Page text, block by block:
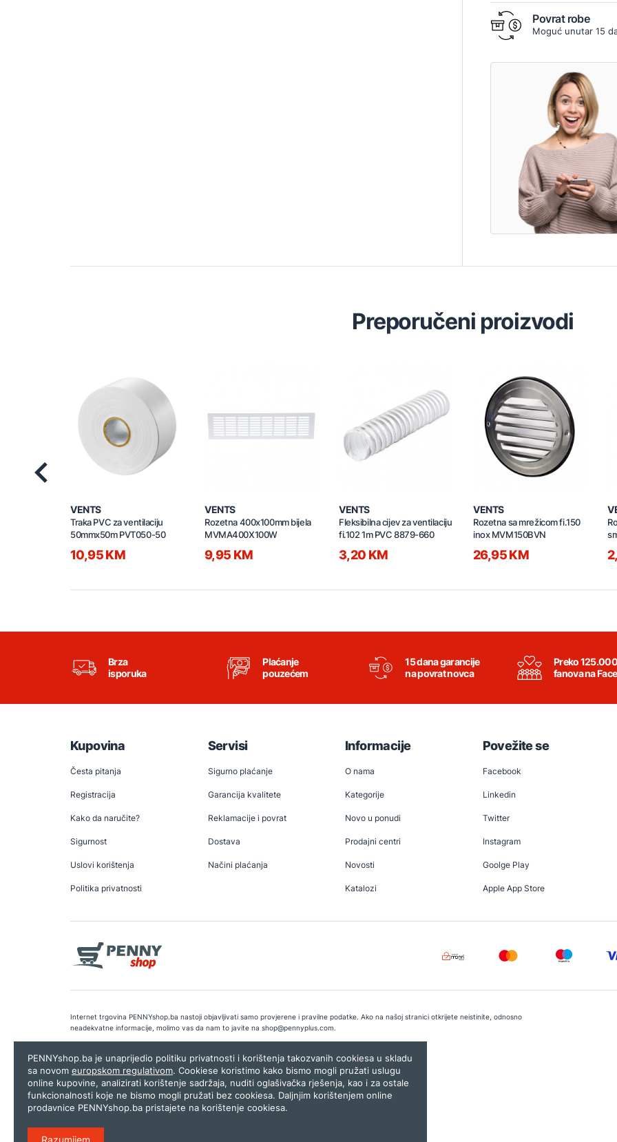
Povrat robe
Moguć unutar 15
Preporučeni proizvodi
VENTS
Traka PVC za ventilaciju
50mmx50m PVT050-50
10,95 KM
VENTS
Rozetna 400x100mm bijela
MVMA400X100W
9,95 KM
VENTS
Fleksibilna cijev za ventilaciju
fi.102 1m PVC 8879-660
3,20 KM
VENTS
Rozetna sa mrežicom fi.150
inox MVM150BVN
26,95 KM
Brza
isporuka
Plaćanje
pouzećem
15 dana garancije
na povrat novca
Preko 125.000
fanova na
Kupovina
Česta pitanja
Registracija
Kako da naručite?
Sigurnost
Uslovi korištenja
Politika privatnosti
Servisi
Sigurno plaćanje
Garancija kvalitete
Reklamacije i povrat
Dostava
Načini plaćanja
Informacije
O nama
Kategorije
Novo u ponudi
Prodajni centri
Novosti
Katalozi
Povežite se
Facebook
Linkedin
Twitter
Instagram
Goolge Play
Apple App Store
Internet trgovina PENNYshop.ba nastoji objavljivati samo provjerene i pravilne podatke. Ako na našoj stranici otkrijete neistinite, odnosno
neadekvatne informacije, molimo vas da nam to javite na shop@pennyplus.com.
Copyright © 2026.Penny plus d.o.o. Sarajevo.Dizajn i programiranje:Lampa.ba
PENNYshop.ba je unaprijedio politiku privatnosti i korištenja takozvanih cookiesa u skladu
sa novom europskom regulativom. Cookiese koristimo kako bismo mogli pružati uslugu
online kupovine, analizirati korištenje sadržaja, nuditi oglašivačka rješenja, kao i za ostale
funkcionalnosti koje ne bismo mogli pružati bez cookiesa. Daljnjim korištenjem online
prodavnice PENNYshop.ba pristajete na korištenje cookiesa.
Razumijem